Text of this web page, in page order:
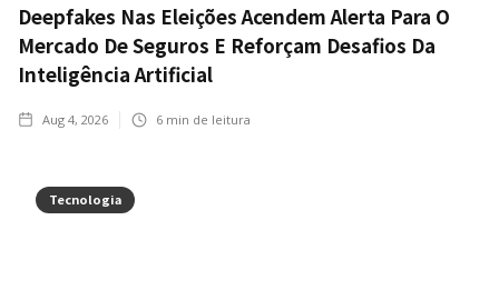
Deepfakes Nas Eleições Acendem Alerta Para O
Mercado De Seguros E Reforçam Desafios Da
Inteligência Artificial
Aug 4, 2026 6 min de leitura
Tecnologia